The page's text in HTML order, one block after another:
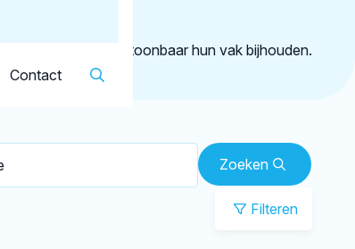
Contact
geregistreerd die aantoonbaar hun vak bijhouden.
Zoeken
Filteren